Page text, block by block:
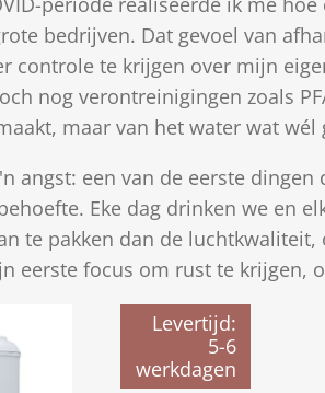
bedrijven. Dat gevoel van
controle te krijgen over mijn
nog verontreinigingen zoals
maar van het water wat
angst: een van de eerste
Eke dag drinken we en
te pakken dan de
eerste focus om rust te krijgen,
Levertijd:
5-6
werkdagen